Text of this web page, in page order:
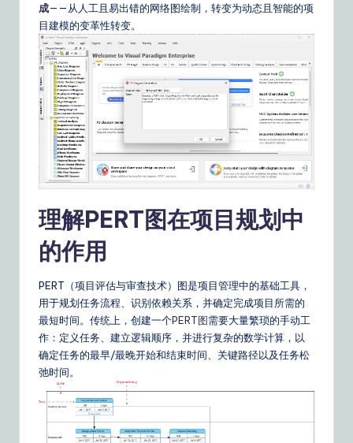
fi
C
hi
e
Y
o
D
ai
成——从人工且易出错的网络图绘制，转变为动态且智能的项
目建模的变革性转变。
理解PERT图在项目规划中
的作用
PERT（项目评估与审查技术）图是项目管理中的基础工具，
用于规划任务流程、识别依赖关系，并确定完成项目所需的
最短时间。传统上，创建一个PERT图需要大量繁琐的手动工
作：定义任务、建立逻辑顺序，并进行复杂的数学计算，以
确定任务的最早/最晚开始和结束时间、关键路径以及任务松
弛时间。